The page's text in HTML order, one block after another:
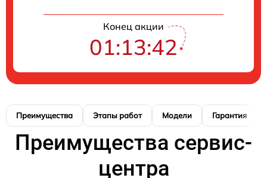
Конец акции
01:13:42
Преимущества Этапы работ Модели Гарантия
Преимущества сервис-
центра